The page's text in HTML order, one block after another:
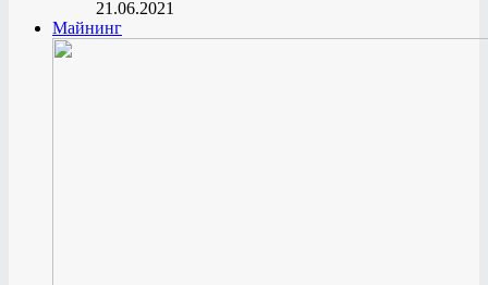
21.06.2021
Майнинг